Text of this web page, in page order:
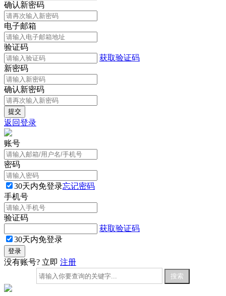
确认新密码
电子邮箱
验证码
获取验证码
新密码
确认新密码
返回登录
账号
密码
30天内免登录忘记密码
手机号
验证码
获取验证码
30天内免登录
没有账号? 立即 注册